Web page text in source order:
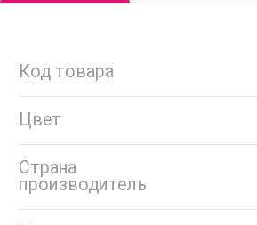
Код товара
Цвет
Страна
производитель